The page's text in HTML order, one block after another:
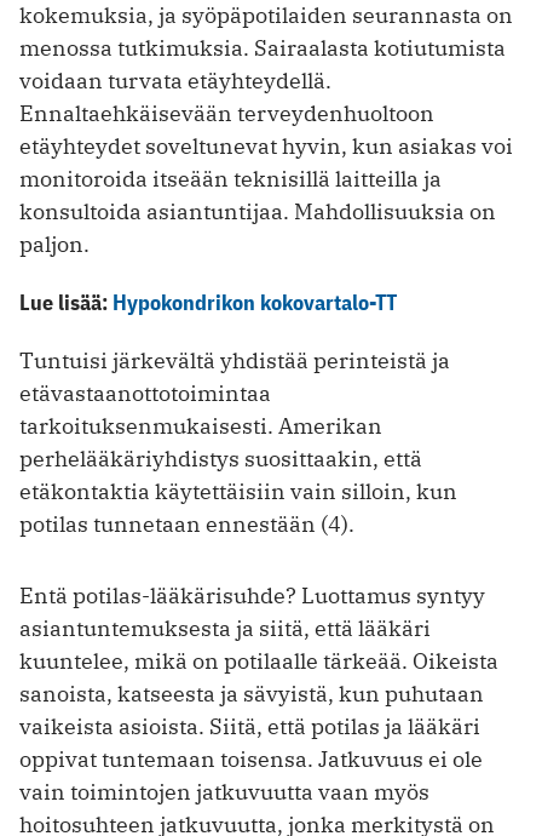
kokemuksia, ja syöpäpotilaiden seurannasta on
menossa tutkimuksia. Sairaalasta kotiutumista
voidaan turvata etäyhteydellä.
Ennaltaehkäisevään terveydenhuoltoon
etäyhteydet soveltunevat hyvin, kun asiakas voi
monitoroida itseään teknisillä laitteilla ja
konsultoida asiantuntijaa. Mahdollisuuksia on
paljon.
Lue lisää: Hypokondrikon kokovartalo-TT
Tuntuisi järkevältä yhdistää perinteistä ja
etävastaanottotoimintaa
tarkoituksenmukaisesti. Amerikan
perhelääkäriyhdistys suosittaakin, että
etäkontaktia käytettäisiin vain silloin, kun
potilas tunnetaan ennestään (4).
Entä potilas-lääkärisuhde? Luottamus syntyy
asiantuntemuksesta ja siitä, että lääkäri
kuuntelee, mikä on potilaalle tärkeää. Oikeista
sanoista, katseesta ja sävyistä, kun puhutaan
vaikeista asioista. Siitä, että potilas ja lääkäri
oppivat tuntemaan toisensa. Jatkuvuus ei ole
vain toimintojen jatkuvuutta vaan myös
hoitosuhteen jatkuvuutta, jonka merkitystä on